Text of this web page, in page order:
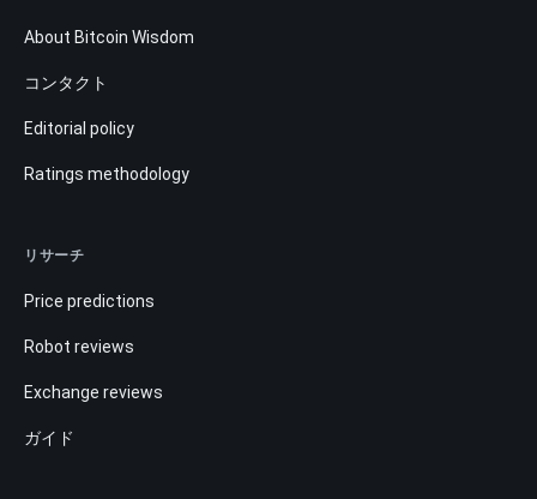
About Bitcoin Wisdom
コンタクト
Editorial policy
Ratings methodology
リサーチ
Price predictions
Robot reviews
Exchange reviews
ガイド